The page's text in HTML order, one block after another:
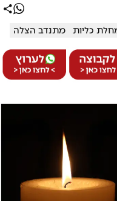
כליות מתנדב הצלה